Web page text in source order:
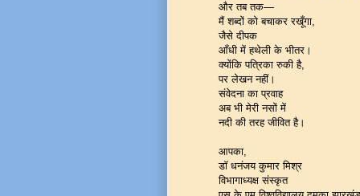
और तब तक—
मैं शब्दों को बचाकर रखूँगा,
जैसे दीपक
आँधी में हथेली के भीतर।
क्योंकि पत्रिका रुकी है,
पर लेखन नहीं।
संवेदना का प्रवाह
अब भी मेरी नसों में
नदी की तरह जीवित है।
आपका,
डॉ धनंजय कुमार मिश्र
विभागाध्यक्ष संस्कृत